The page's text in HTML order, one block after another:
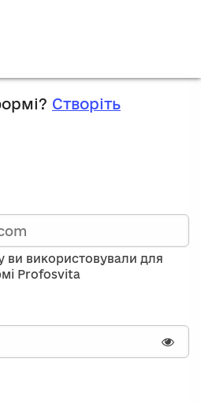
Створіть
ви використовували для
Profosvita